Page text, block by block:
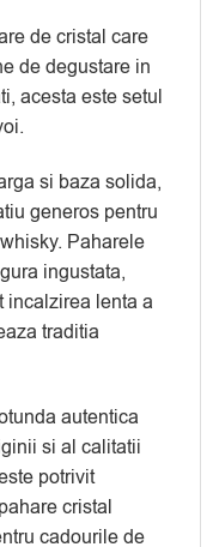
de cristal care
de degustare in
acesta este setul
si baza solida,
generos pentru
Paharele
ingustata,
incalzirea lenta a
traditia
autentica
si al calitatii
potrivit
cristal
cadourile de